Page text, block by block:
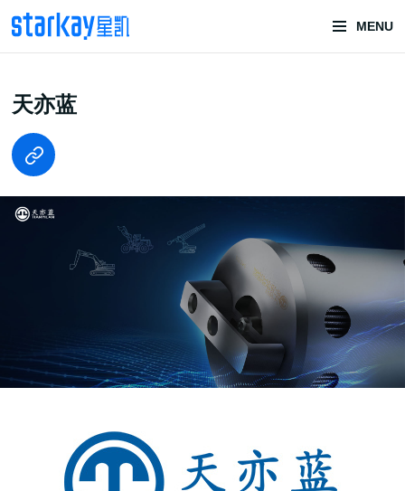
MENU
头部潮玩
技术服务商
潮玩技术解决方案
头部潮玩盲盒/谷子卡牌/二次元手办抽赏开发
天亦蓝